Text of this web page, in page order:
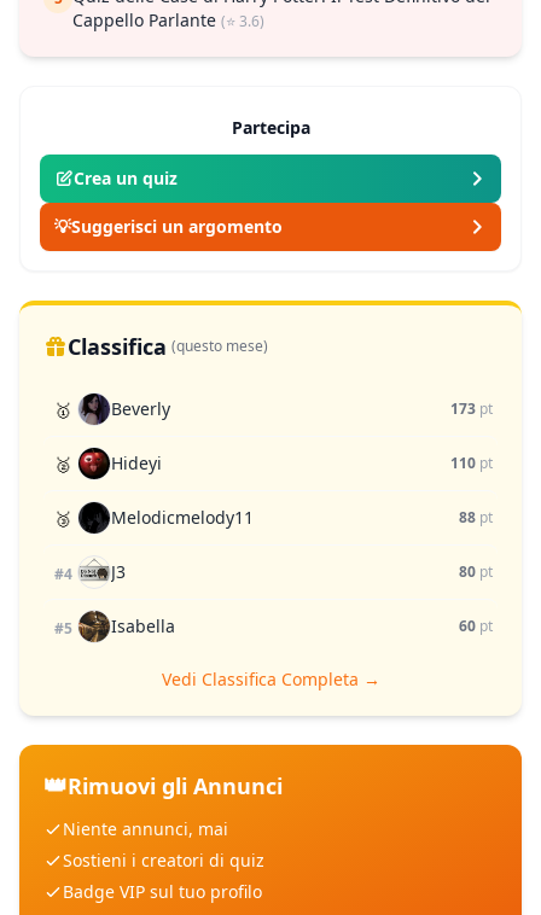
Cappello Parlante (⭐ 3.6)
Partecipa
Crea un quiz
💡Suggerisci un argomento
Classifica (questo mese)
🥇 Beverly 173 pt
🥈 Hideyi 110 pt
🥉 Melodicmelody11 88 pt
#4 J3 80 pt
#5 Isabella 60 pt
Vedi Classifica Completa →
👑Rimuovi gli Annunci
Niente annunci, mai
Sostieni i creatori di quiz
Badge VIP sul tuo profilo